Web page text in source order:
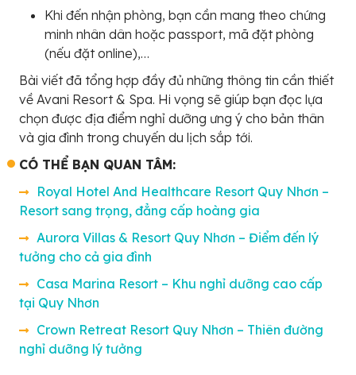
Khi đến nhận phòng, bạn cần mang theo chứng
minh nhân dân hoặc passport, mã đặt phòng
(nếu đặt online),…
Bài viết đã tổng hợp đầy đủ những thông tin cần thiết
về Avani Resort & Spa. Hi vọng sẽ giúp bạn đọc lựa
chọn được địa điểm nghỉ dưỡng ưng ý cho bản thân
và gia đình trong chuyến du lịch sắp tới.
CÓ THỂ BẠN QUAN TÂM:
Royal Hotel And Healthcare Resort Quy Nhơn –
Resort sang trọng, đẳng cấp hoàng gia
Aurora Villas & Resort Quy Nhơn – Điểm đến lý
tưởng cho cả gia đình
Casa Marina Resort – Khu nghỉ dưỡng cao cấp
tại Quy Nhơn
Crown Retreat Resort Quy Nhơn – Thiên đường
nghỉ dưỡng lý tưởng